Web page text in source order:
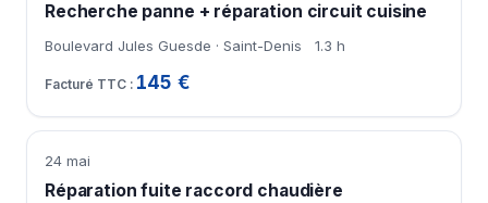
Recherche panne + réparation circuit cuisine
Boulevard Jules Guesde · Saint-Denis 1.3 h
145 €
24 mai
Réparation fuite raccord chaudière